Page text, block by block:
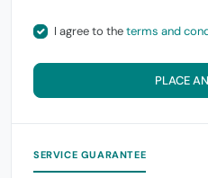
I agree to theterms and
PLACE
SERVICE GUARANTEE